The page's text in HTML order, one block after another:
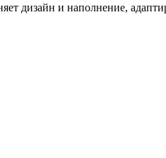
дизайн и наполнение,